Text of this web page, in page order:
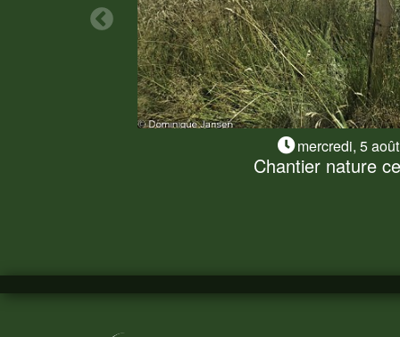
Chantier nature
mercredi, 5
Chantier nature